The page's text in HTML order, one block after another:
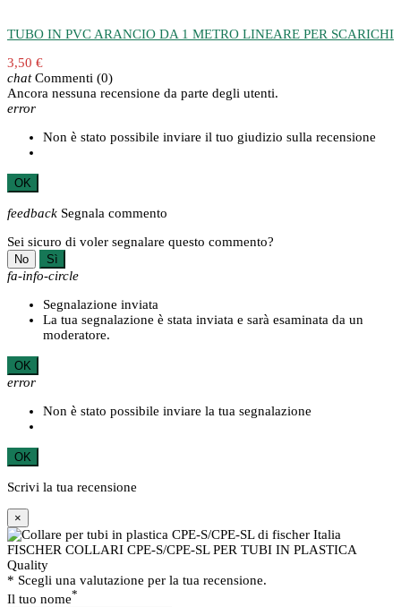
TUBO IN PVC ARANCIO DA 1 METRO LINEARE PER SCARICHI
3,50 €
chat Commenti (0)
Ancora nessuna recensione da parte degli utenti.
error
Non è stato possibile inviare il tuo giudizio sulla recensione
OK
feedback Segnala commento
Sei sicuro di voler segnalare questo commento?
No Sì
fa-info-circle
Segnalazione inviata
La tua segnalazione è stata inviata e sarà esaminata da un
moderatore.
OK
error
Non è stato possibile inviare la tua segnalazione
OK
Scrivi la tua recensione
×
FISCHER COLLARI CPE-S/CPE-SL PER TUBI IN PLASTICA
Quality
* Scegli una valutazione per la tua recensione.
Il tuo nome*